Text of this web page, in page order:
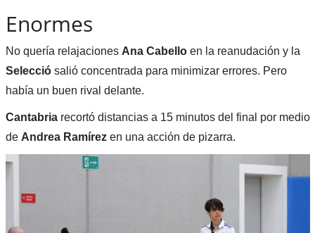
Enormes
No quería relajaciones Ana Cabello en la reanudación y la
Selecciósalió concentrada para minimizar errores. Pero
había un buen rival delante.
Cantabriarecortó distancias a 15 minutos del final por medio
de Andrea Ramírezen una acción de pizarra.